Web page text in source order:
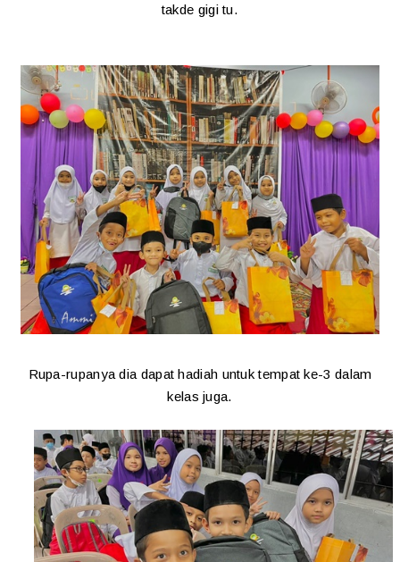
takde gigi tu.
Rupa-rupanya dia dapat hadiah untuk tempat ke-3 dalam
kelas juga.